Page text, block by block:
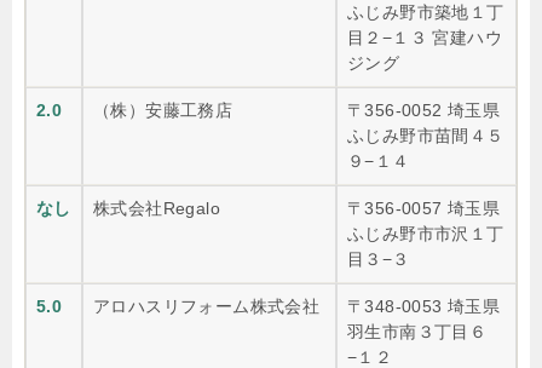
ふじみ野市築地１丁
目２−１３ 宮建ハウ
ジング
2.0 （株）安藤工務店
〒356-0052 埼玉県
ふじみ野市苗間４５
９−１４
なし 株式会社Regalo
〒356-0057 埼玉県
ふじみ野市市沢１丁
目３−３
5.0 アロハスリフォーム株式会社
〒348-0053 埼玉県
羽生市南３丁目６
−１２